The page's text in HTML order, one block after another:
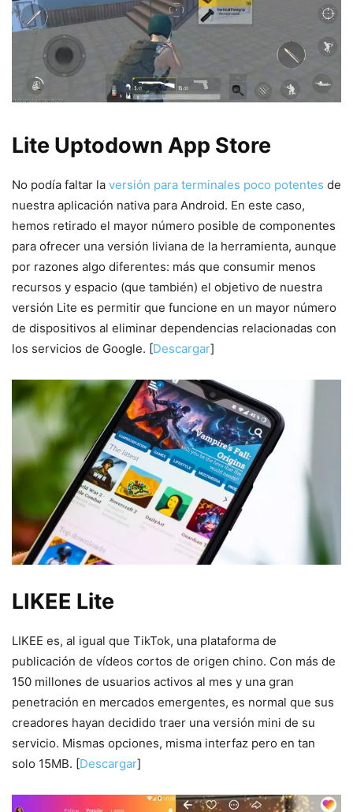
Lite Uptodown App Store
No podía faltar la versión para terminales poco potentes de
nuestra aplicación nativa para Android. En este caso,
hemos retirado el mayor número posible de componentes
para ofrecer una versión liviana de la herramienta, aunque
por razones algo diferentes: más que consumir menos
recursos y espacio (que también) el objetivo de nuestra
versión Lite es permitir que funcione en un mayor número
de dispositivos al eliminar dependencias relacionadas con
los servicios de Google. [Descargar]
LIKEE Lite
LIKEE es, al igual que TikTok, una plataforma de
publicación de vídeos cortos de origen chino. Con más de
150 millones de usuarios activos al mes y una gran
penetración en mercados emergentes, es normal que sus
creadores hayan decidido traer una versión mini de su
servicio. Mismas opciones, misma interfaz pero en tan
solo 15MB. [Descargar]